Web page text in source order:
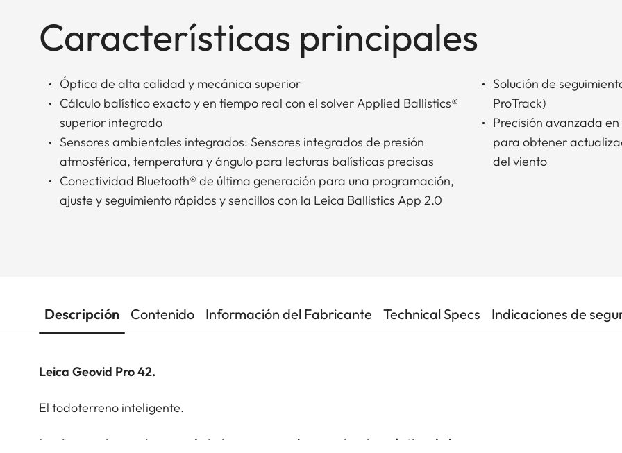
Características principales
Óptica de alta calidad y mecánica superior
Cálculo balístico exacto y en tiempo real con el solver Applied Ballistics®
superior integrado
Sensores ambientales integrados: Sensores integrados de presión
atmosférica, temperatura y ángulo para lecturas balísticas precisas
Conectividad Bluetooth® de última generación para una programación,
ajuste y seguimiento rápidos y sencillos con la Leica Ballistics App 2.0
Solución de
ProTrack)
Precisión avanzada
para obtener
del viento
Descripción Contenido Información del Fabricante Technical Specs Indicaciones de
Leica Geovid Pro 42.
El todoterreno inteligente.
Las innovaciones pioneras de Leica se unen a la experiencia práctica de la caza.